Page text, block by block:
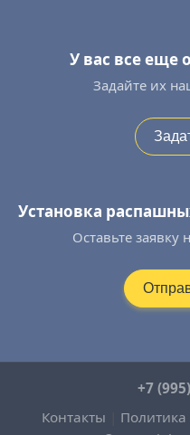
У вас все еще
Задайте их
Установка
Оставьте заявку
+7
Контакты